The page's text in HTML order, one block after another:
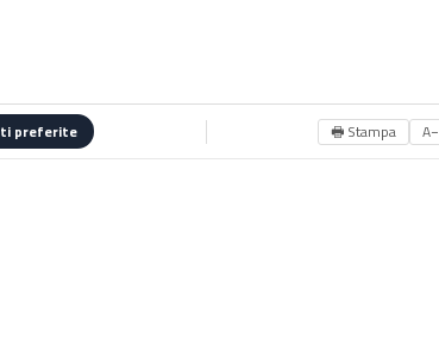
preferite 🖶 Stampa A−